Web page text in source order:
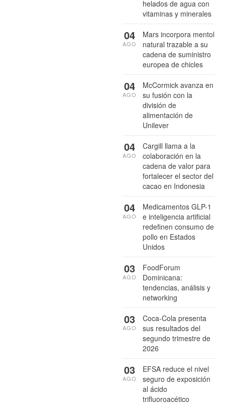
helados de agua con
vitaminas y minerales
Mars incorpora mentol
natural trazable a su
cadena de suministro
europea de chicles
04
AGO
McCormick avanza en
su fusión con la
división de
alimentación de
Unilever
04
AGO
Cargill llama a la
colaboración en la
cadena de valor para
fortalecer el sector del
cacao en Indonesia
04
AGO
Medicamentos GLP-1
e inteligencia artificial
redefinen consumo de
pollo en Estados
Unidos
04
AGO
FoodForum
Dominicana:
tendencias, análisis y
networking
03
AGO
Coca-Cola presenta
sus resultados del
segundo trimestre de
2026
03
AGO
EFSA reduce el nivel
seguro de exposición
al ácido
trifluoroacético
03
AGO